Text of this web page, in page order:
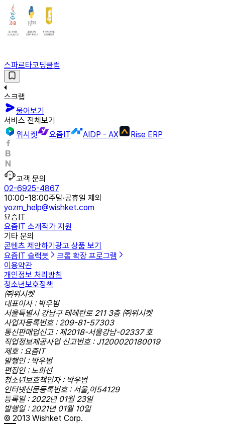
스파르타코딩클럽
스크랩
물어보기
서비스 전체보기
위시켓
요즘IT AIDP - AX Rise ERP
고객 문의
02-6925-4867
10:00-18:00주말·공휴일 제외
yozm_help@wishket.com
요즘IT
요즘IT 소개작가 지원
기타 문의
콘텐츠 제안하기 광고 상품 보기
요즘IT 슬랙봇
크롬 확장 프로그램
이용약관
개인정보 처리방침
청소년보호정책
㈜위시켓
대표이사 : 박우범
서울특별시 강남구 테헤란로 211 3층 ㈜위시켓
사업자등록번호 : 209-81-57303
통신판매업신고 : 제2018-서울강남-02337 호
직업정보제공사업 신고번호 : J1200020180019
제호 : 요즘IT
발행인 : 박우범
편집인 : 노희선
청소년보호책임자 : 박우범
인터넷신문등록번호 : 서울,아54129
등록일 : 2022년 01월 23일
발행일 : 2021년 01월 10일
© 2013 Wishket Corp.